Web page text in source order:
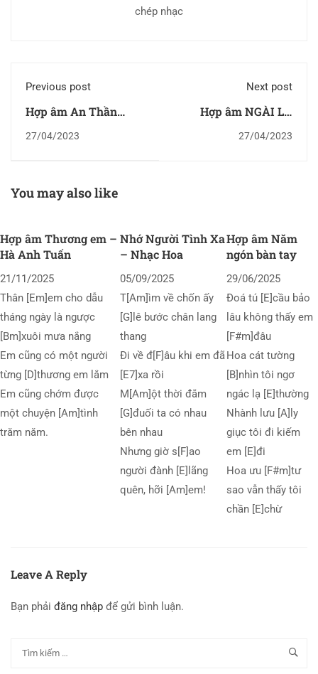
chép nhạc
Previous post
Hợp âm An Thần
27/04/2023
Next post
Hợp âm NGÀI LÀ
27/04/2023
You may also like
Hợp âm Thương em –
Hà Anh Tuấn
21/11/2025
Thân [Em]em cho dẫu
tháng ngày là ngược
[Bm]xuôi mưa nắng
Em cũng có một người
từng [D]thương em lắm
Em cũng chớm được
một chuyện [Am]tình
trăm năm.
Nhớ Người Tình Xa
– Nhạc Hoa
05/09/2025
T[Am]ìm về chốn ấy
[G]lê bước chân lang
thang
Đi về đ[F]âu khi em đã
[E7]xa rồi
M[Am]ột thời đắm
[G]đuối ta có nhau
bên nhau
Nhưng giờ s[F]ao
người đành [E]lãng
quên, hỡi [Am]em!
Hợp âm Năm
ngón bàn tay
29/06/2025
Đoá tú [E]cầu bảo
lâu không thấy em
[F#m]đâu
Hoa cát tường
[B]nhìn tôi ngơ
ngác lạ [E]thường
Nhành lưu [A]ly
giục tôi đi kiếm
em [E]đi
Hoa ưu [F#m]tư
sao vẫn thấy tôi
chần [E]chừ
Leave A Reply
Bạn phải đăng nhập để gửi bình luận.